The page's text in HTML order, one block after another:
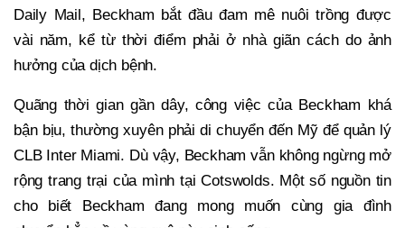
Daily Mail, Beckham bắt đầu đam mê nuôi trồng được
vài năm, kể từ thời điểm phải ở nhà giãn cách do ảnh
hưởng của dịch bệnh.
Quãng thời gian gần dây, công việc của Beckham khá
bận bịu, thường xuyên phải di chuyển đến Mỹ để quản lý
CLB Inter Miami. Dù vậy, Beckham vẫn không ngừng mở
rộng trang trại của mình tại Cotswolds. Một số nguồn tin
cho biết Beckham đang mong muốn cùng gia đình